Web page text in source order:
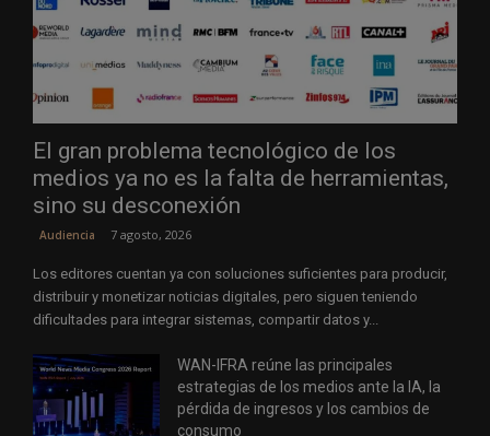
El gran problema tecnológico de los
medios ya no es la falta de herramientas,
sino su desconexión
Audiencia 7 agosto, 2026
Los editores cuentan ya con soluciones suficientes para producir,
distribuir y monetizar noticias digitales, pero siguen teniendo
dificultades para integrar sistemas, compartir datos y...
WAN-IFRA reúne las principales
estrategias de los medios ante la IA, la
pérdida de ingresos y los cambios de
consumo